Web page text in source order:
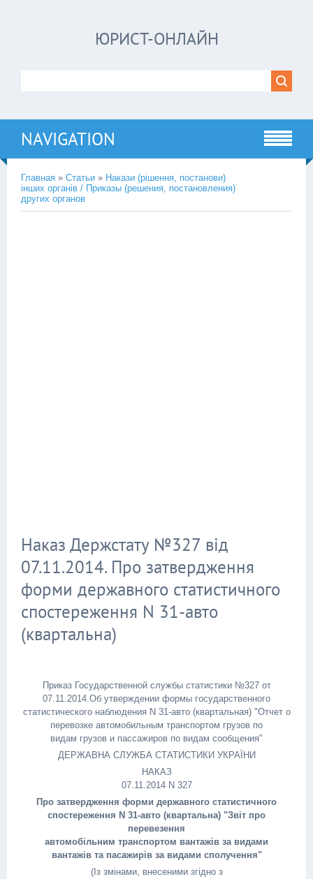
ЮРИСТ-ОНЛАЙН
NAVIGATION
Главная » Статьи » Накази (рішення, постанови)
інших органів / Приказы (решения, постановления)
других органов
Наказ Держстату №327 від
07.11.2014. Про затвердження
форми державного статистичного
спостереження N 31-авто
(квартальна)
Приказ Государственной службы статистики №327 от
07.11.2014.Об утверждении формы государственного
статистического наблюдения N 31-авто (квартальная) "Отчет о
перевозке автомобильным транспортом грузов по
видам грузов и пассажиров по видам сообщения"
ДЕРЖАВНА СЛУЖБА СТАТИСТИКИ УКРАЇНИ
НАКАЗ
07.11.2014 N 327
Про затвердження форми державного статистичного
спостереження N 31-авто (квартальна) "Звіт про
перевезення
автомобільним транспортом вантажів за видами
вантажів та пасажирів за видами сполучення"
(Із змінами, внесеними згідно з